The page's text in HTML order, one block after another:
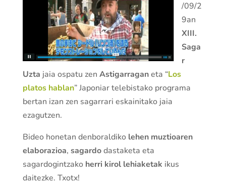
/09/2
9an
XIII.
Saga
r
Uzta jaia ospatu zen Astigarraganeta “Los
platos hablan” Japoniar telebistako programa
bertan izan zen sagarrari eskainitako jaia
ezagutzen.
Bideo honetan denboraldiko lehen muztioaren
elaborazioa, sagardodastaketa eta
sagardogintzako herri kirol lehiaketak ikus
daitezke. Txotx!